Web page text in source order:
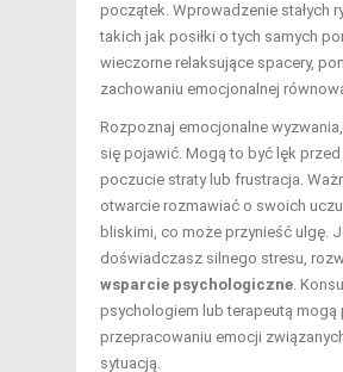
początek. Wprowadzenie stałych
takich jak posiłki o tych samych
wieczorne relaksujące spacery,
zachowaniu emocjonalnej
Rozpoznaj emocjonalne
się pojawić. Mogą to być lęk przed
poczucie straty lub frustracja.
otwarcie rozmawiać o swoich
bliskimi, co może przynieść ulgę.
doświadczasz silnego stresu,
wsparcie psychologiczne.
psychologiem lub terapeutą mogą
przepracowaniu emocji
sytuacją.